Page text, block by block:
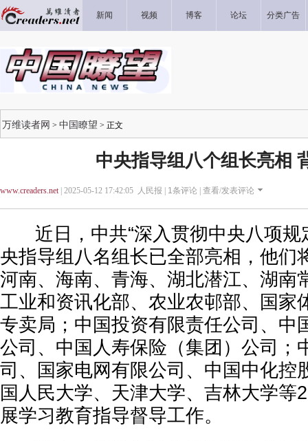
新闻 视频 博客 论坛 分类广告
万维读者网 > 中国瞭望 > 正文
中央指导组八个组长亮相
www.creaders.net| 2025-05-12 17:42:05 人民报 | 1条评论 | 查看/发表评论
近日，中共“深入贯彻中央八项规
央指导组八名组长已全部亮相，他们
河南、海南、青海、湖北潜江、湖南
工业和资讯化部、农业农邨部、国家
专卖局；中国投资有限责任公司、中
公司、中国人寿保险（集团）公司；
司、国家电网有限公司、中国中化控
国人民大学、天津大学、吉林大学等
展学习教育指导督导工作。